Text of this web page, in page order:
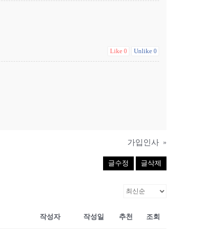
Like 0 Unlike 0
가입인사 »
글수정 글삭제
작성자 작성일 추천 조회